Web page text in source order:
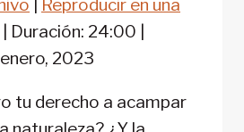
Reproducir en una
Duración: 24:00
2023
tu derecho a acampar